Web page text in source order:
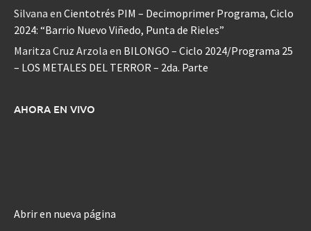
Silvana en Cientotrés PIM – Decimoprimer Programa, Ciclo
2024: “Barrio Nuevo Viñedo, Punta de Rieles”
Maritza Cruz Arzola en BILONGO – Ciclo 2024/Programa 25
– LOS METALES DEL TERROR – 2da. Parte
AHORA EN VIVO
Abrir en nueva página